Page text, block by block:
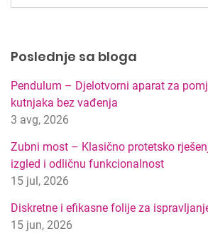
Poslednje sa bloga
Pendulum – Djelotvorni aparat za
kutnjaka bez vađenja
3 avg, 2026
Zubni most – Klasično protetsko
izgled i odličnu funkcionalnost
15 jul, 2026
Diskretne i efikasne folije za
15 jun, 2026